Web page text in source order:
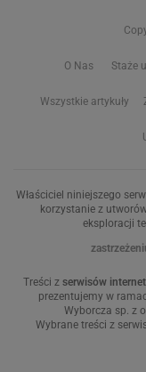
O Nas Staże
Wszystkie artykuły
Właściciel niniejszego
korzystanie z
eksploracji
Treści z serwisów
prezentujemy w
Wyborcza sp. z
Wybrane treści z